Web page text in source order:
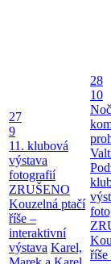
27
9
11. klubová
výstava
fotografií
ZRUŠENO
Kouzelná ptačí
říše –
interaktivní
výstava Karel,
28
10
říše